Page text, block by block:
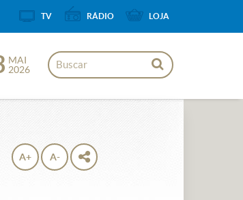
MAI
2026
A+ A-
TV RÁDIO LOJA